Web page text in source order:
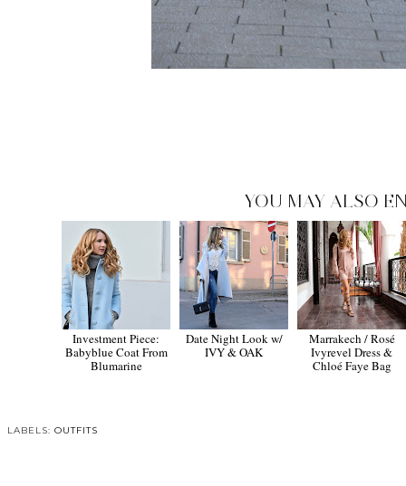
YOU MAY ALSO
Investment Piece:
Babyblue Coat From
Blumarine
Date Night Look w/
IVY & OAK
Marrakech / Rosé
Ivyrevel Dress &
Chloé Faye Bag
LABELS: OUTFITS